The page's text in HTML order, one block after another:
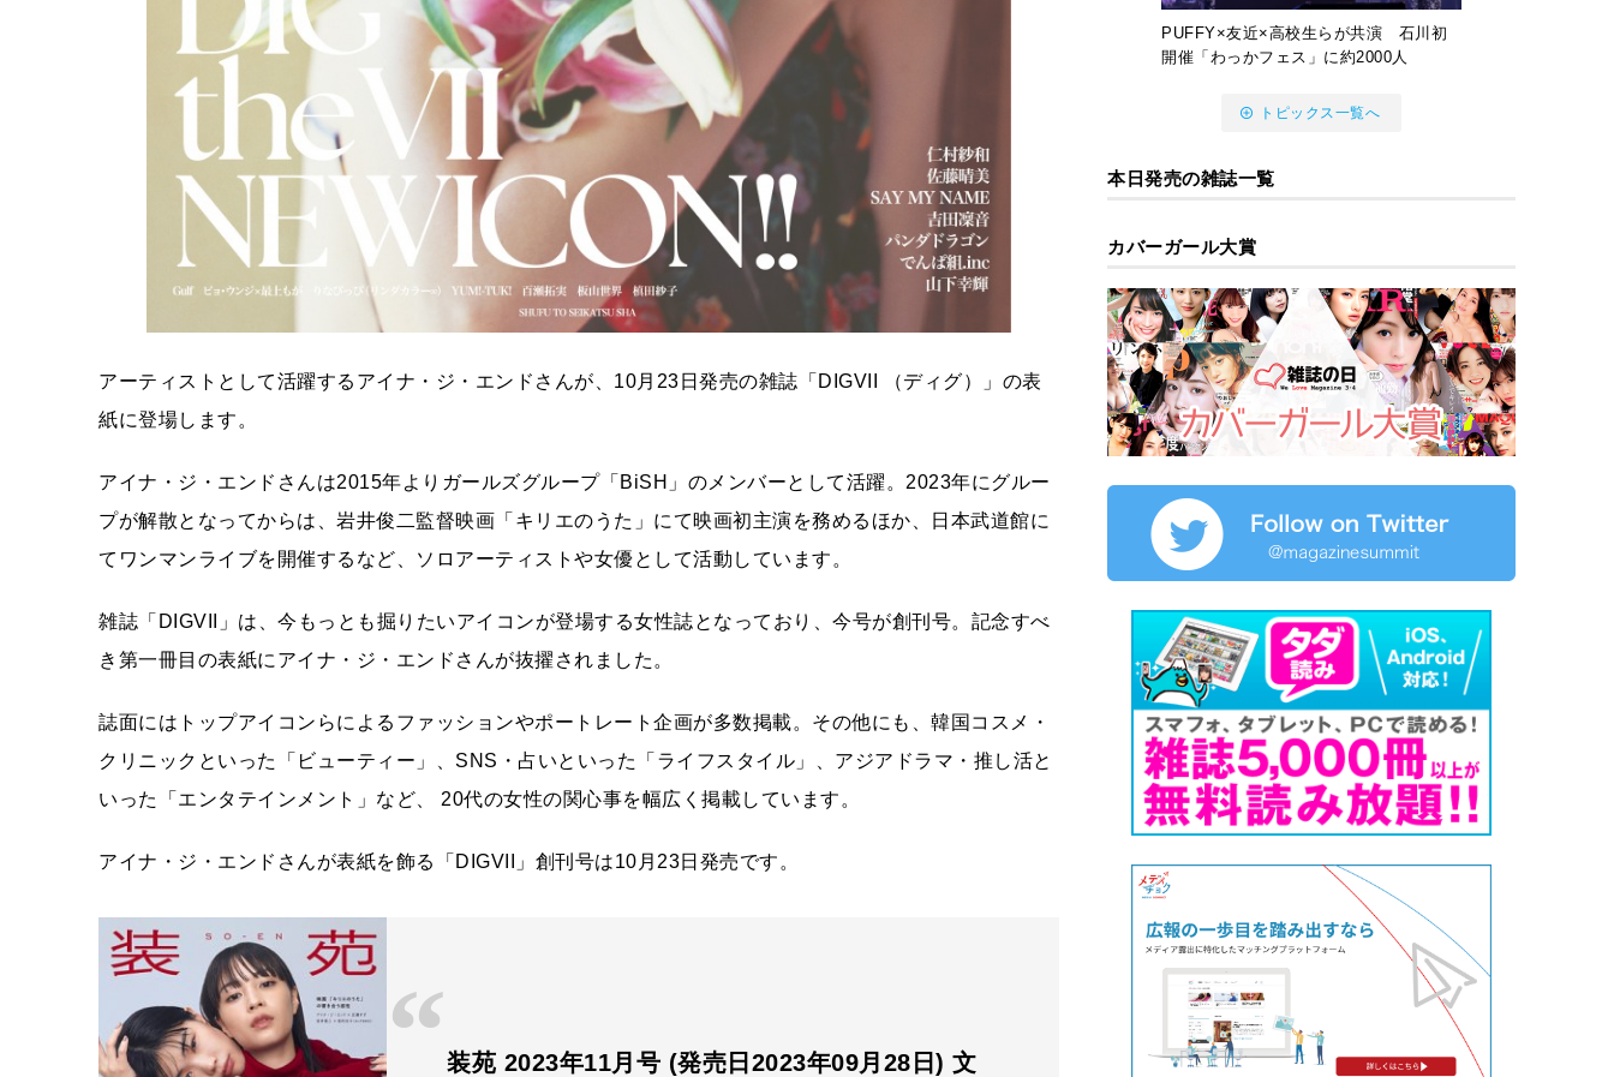
アーティストとして活躍するアイナ・ジ・エンドさんが、10月23日発売の雑誌「DIGVII （ディグ）」の表
紙に登場します。
アイナ・ジ・エンドさんは2015年よりガールズグループ「BiSH」のメンバーとして活躍。2023年にグルー
プが解散となってからは、岩井俊二監督映画「キリエのうた」にて映画初主演を務めるほか、日本武道館に
てワンマンライブを開催するなど、ソロアーティストや女優として活動しています。
雑誌「DIGVII」は、今もっとも掘りたいアイコンが登場する女性誌となっており、今号が創刊号。記念すべ
き第一冊目の表紙にアイナ・ジ・エンドさんが抜擢されました。
誌面にはトップアイコンらによるファッションやポートレート企画が多数掲載。その他にも、韓国コスメ・
クリニックといった「ビューティー」、SNS・占いといった「ライフスタイル」、アジアドラマ・推し活と
いった「エンタテインメント」など、 20代の女性の関心事を幅広く掲載しています。
アイナ・ジ・エンドさんが表紙を飾る「DIGVII」創刊号は10月23日発売です。
装苑 2023年11月号 (発売日2023年09月28日) 文
PUFFY×友近×高校生らが共演 石川初
開催「わっかフェス」に約2000人
トピックス一覧へ
本日発売の雑誌一覧
カバーガール大賞